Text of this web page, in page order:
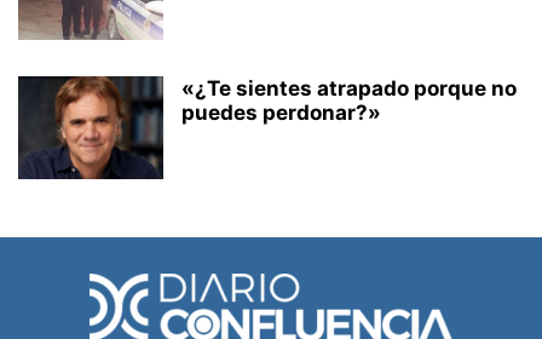
«¿Te sientes atrapado porque no
puedes perdonar?»